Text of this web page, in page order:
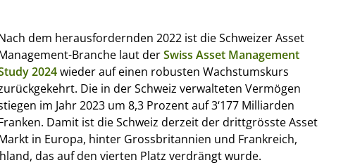
dem herausfordernden 2022 ist die Schweizer Asset
Branche laut derSwiss Asset Management
2024wieder auf einen robusten Wachstumskurs
Die in der Schweiz verwalteten Vermögen
im Jahr 2023 um 8,3 Prozent auf 3‘177 Milliarden
Damit ist die Schweiz derzeit der drittgrösste Asset
in Europa, hinter Grossbritannien und Frankreich,
das auf den vierten Platz verdrängt wurde.